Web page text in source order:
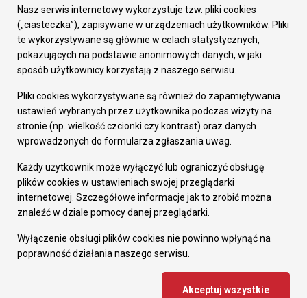
Załatw sprawę
Prezydent Miasta
Rada Miasta
Wydziały
Elektroniczna Skrzynka Podawcza
Gospodarka
Fundusze europejskie
Środki krajowe
Oferty inwestycyjne
Pozostałe
Deklaracja dostępności
Dane osobowe
Dodaj opinię o witrynie
Projekt i wdrożenie - MIGOMEDIA
Nasz serwis internetowy wykorzystuje tzw. pliki cookies
(„ciasteczka”), zapisywane w urządzeniach użytkowników. Pliki
te wykorzystywane są głównie w celach statystycznych,
pokazujących na podstawie anonimowych danych, w jaki
sposób użytkownicy korzystają z naszego serwisu.
Pliki cookies wykorzystywane są również do zapamiętywania
ustawień wybranych przez użytkownika podczas wizyty na
stronie (np. wielkość czcionki czy kontrast) oraz danych
wprowadzonych do formularza zgłaszania uwag.
Każdy użytkownik może wyłączyć lub ograniczyć obsługę
plików cookies w ustawieniach swojej przeglądarki
internetowej. Szczegółowe informacje jak to zrobić można
znaleźć w dziale pomocy danej przeglądarki.
Wyłączenie obsługi plików cookies nie powinno wpłynąć na
poprawność działania naszego serwisu.
Akceptuj wszystkie